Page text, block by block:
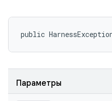
public
Параметры